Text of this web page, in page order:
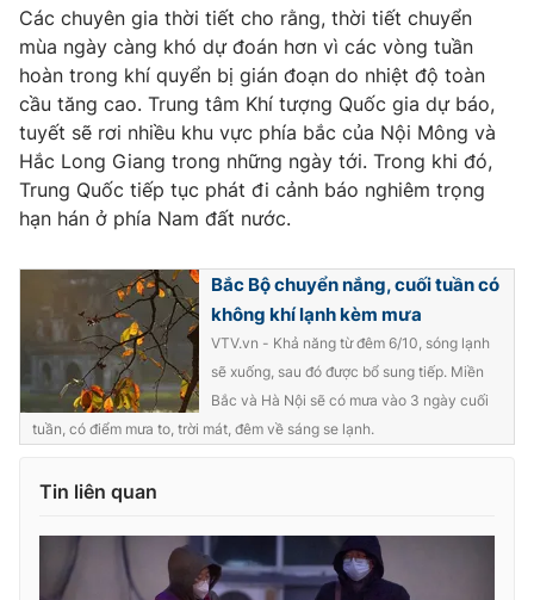
Liên hệ tòa soạn English
THỜI BÁO VTV
Theo dõi báo trên
Cơ quan chủ quản:Đài Truyền hình Việt Nam
Cơ quan báo chí:Thời báo VTV
Giấy phép hoạt động báo in và báo điện tử số 483/GP-BTTTT
Tổng Biên tập:Vũ Thanh Thủy
Nguyễn Trọng Ninh
Tổng đài VTV:024.38 355 931 - 024.38 355 932
Các chuyên gia thời tiết cho rằng, thời tiết chuyển
mùa ngày càng khó dự đoán hơn vì các vòng tuần
hoàn trong khí quyển bị gián đoạn do nhiệt độ toàn
cầu tăng cao. Trung tâm Khí tượng Quốc gia dự báo,
tuyết sẽ rơi nhiều khu vực phía bắc của Nội Mông và
Hắc Long Giang trong những ngày tới. Trong khi đó,
Trung Quốc tiếp tục phát đi cảnh báo nghiêm trọng
hạn hán ở phía Nam đất nước.
Bắc Bộ chuyển nắng, cuối tuần có
không khí lạnh kèm mưa
VTV.vn - Khả năng từ đêm 6/10, sóng lạnh
sẽ xuống, sau đó được bổ sung tiếp. Miền
Bắc và Hà Nội sẽ có mưa vào 3 ngày cuối
tuần, có điểm mưa to, trời mát, đêm về sáng se lạnh.
Tin liên quan